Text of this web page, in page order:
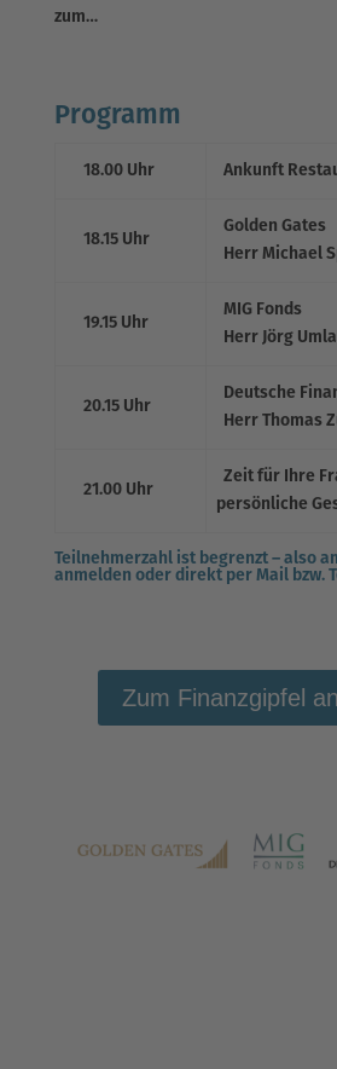
zum…
Programm
18.00 Uhr Ankunft
18.15 Uhr
Golden Gates
Herr Michael
19.15 Uhr
MIG Fonds
Herr Jörg
20.15 Uhr
Deutsche
Herr Thomas
21.00 Uhr
Zeit für Ihre
persönliche
Teilnehmerzahl ist begrenzt – also
anmelden oder direkt per Mail bzw.
Zum Finanzgipfel